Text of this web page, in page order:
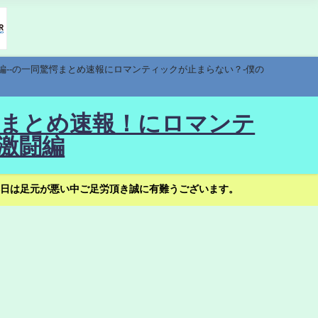
の一同驚愕まとめ速報にロマンティックが止まらない？-僕の
とめ速報！にロマンテ
闘編
足元が悪い中ご足労頂き誠に有難うございます。